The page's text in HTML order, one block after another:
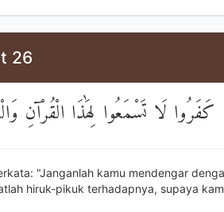
26
لَا تَسْمَعُوا لِهَٰذَا الْقُرْآنِ
"Janganlah kamu mendengar
hiruk-pikuk terhadapnya, supaya